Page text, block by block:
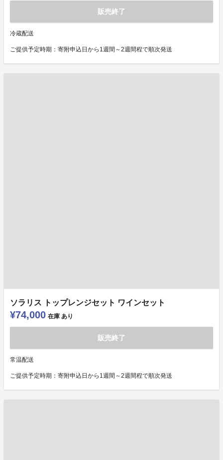
販売終了
冷蔵配送
ご提供予定時期：寄附申込日から1週間～2週間程で順次発送
ソラリス トップレンジセット ワインセット
¥74,000 在庫 あり
販売終了
常温配送
ご提供予定時期：寄附申込日から1週間～2週間程で順次発送